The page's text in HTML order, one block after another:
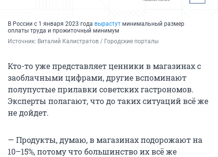
В России с 1 января 2023 года вырастут минимальный размер
оплаты труда и прожиточный минимум
Источник: Виталий Калистратов / Городские порталы
Кто-то уже представляет ценники в магазинах с
заоблачными цифрами, другие вспоминают
полупустые прилавки советских гастрономов.
Эксперты полагают, что до таких ситуаций всё же
не дойдет.
— Продукты, думаю, в магазинах подорожают на
10–15%, потому что большинство их всё же